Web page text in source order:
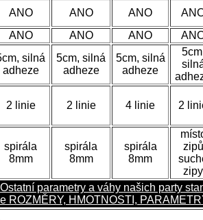
ANO ANO ANO
ANO ANO ANO
silná
adheze
5cm, silná
adheze
5cm, silná
adheze
2 linie 2 linie 4 linie 2
spirála
8mm
spirála
8mm
spirála
8mm
zipů
zipy
Ostatní parametry a váhy našich party
ROZMĚRY, HMOTNOSTI,